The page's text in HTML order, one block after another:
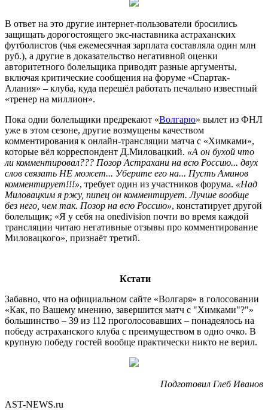
В ответ на это другие интернет-пользователи бросились
защищать дорогостоящего экс-наставника астраханских
футболистов (чья ежемесячная зарплата составляла один млн
руб.), а другие в доказательство негативной оценки
авторитетного болельщика приводят разные аргументы,
включая критические сообщения на форуме «Спартак-
Алания» – клуба, куда перешёл работать печально известный
«тренер на миллион».
Пока одни болельщики предрекают «Волгарю» вылет из ФНЛ
уже в этом сезоне, другие возмущены качеством
комментирования к онлайн-трансляции матча с «Химками»,
которые вёл корреспондент Д.Миловацкий. «А он бухой что
ли комментировал??? Позор Астрахани на всю Россию... двух
слов связать НЕ может... Уберите его на... Пусть Аминов
комментирует!!!», требует один из участников форума. «Над
Миловацким я ржу, пипец он комментирует. Лучше вообще
без него, чем так. Позор на всю Россию», констатирует другой
болельщик; «Я у себя на onedivision почти во время каждой
трансляции читаю негативные отзывы про комментирование
Миловацкого», признаёт третий.
Кстати
Забавно, что на официальном сайте «Волгаря» в голосовании
«Как, по Вашему мнению, завершится матч с "Химками"?"»
большинство – 39 из 112 проголосовавших – понадеялось на
победу астраханского клуба с преимуществом в одно очко. В
крупную победу гостей вообще практически никто не верил.
Подготовил Глеб Иванов
AST-NEWS.ru